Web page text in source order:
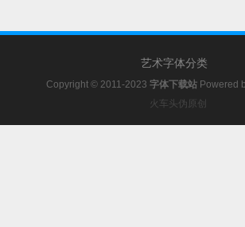
艺术字体分类
Copyright © 2011-2023 字体下载站 Powered
火车头伪原创